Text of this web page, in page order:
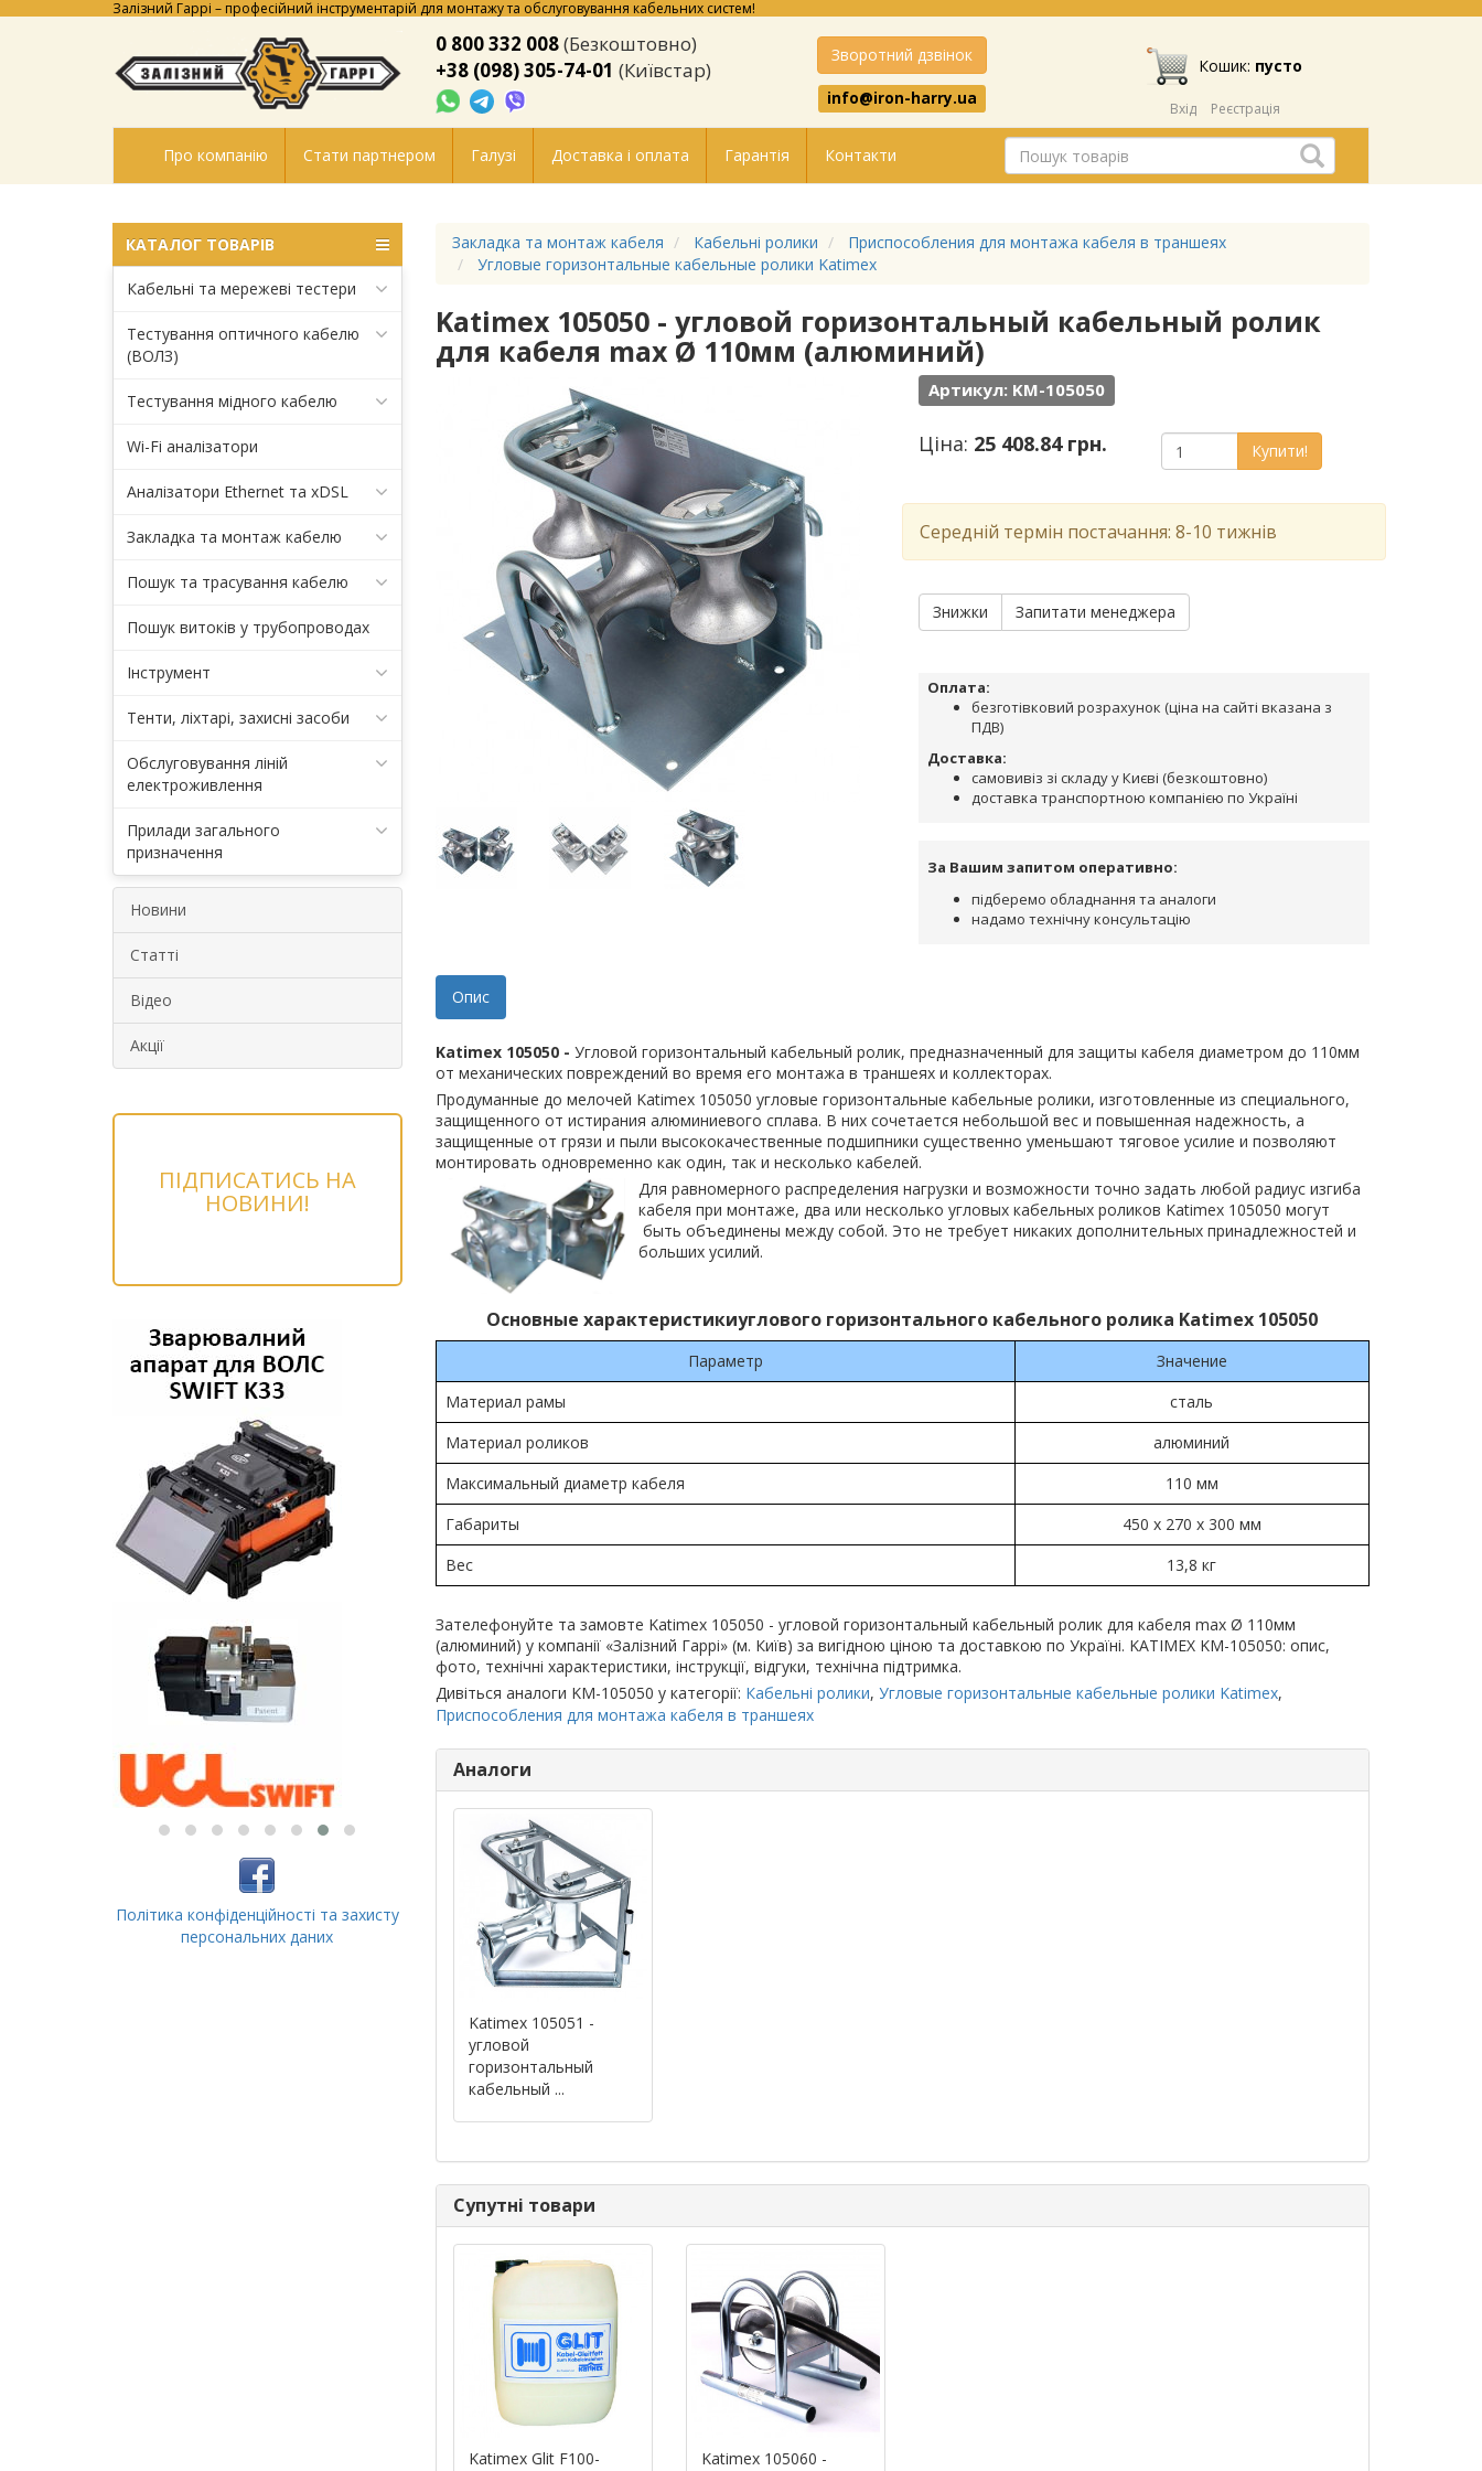
Залізний Гаррі – професійний інструментарій для монтажу та обслуговування кабельних систем!
0 800 332 008(Безкоштовно)
+38 (098) 305-74-01 (Київстар)
Зворотний дзвінок
info@iron-harry.ua
Кошик: пусто
Вхід Реєстрація
Про компанію Стати партнером Галузі Доставка і оплата Гарантія Контакти
КАТАЛОГ ТОВАРІВ
Кабельні та мережеві тестери
Тестування оптичного кабелю
(ВОЛЗ)
Тестування мідного кабелю
Wi-Fi аналізатори
Аналізатори Ethernet та xDSL
Закладка та монтаж кабелю
Пошук та трасування кабелю
Пошук витоків у трубопроводах
Інструмент
Тенти, ліхтарі, захисні засоби
Обслуговування ліній
електроживлення
Прилади загального
призначення
Новини
Статті
Відео
Акції
ПІДПИСАТИСЬ НА
НОВИНИ!
Політика конфіденційності та захисту
персональних даних
Закладка та монтаж кабеля Кабельні ролики
Приспособления для монтажа кабеля в траншеях
Угловые горизонтальные кабельные ролики Katimex
Katimex 105050 - угловой горизонтальный кабельный ролик
для кабеля max Ø 110мм (алюминий)
Артикул: KM-105050
Ціна: 25 408.84 грн. Купити!
Середній термін постачання: 8-10 тижнів
Знижки Запитати менеджера
Оплата:
безготівковий розрахунок (ціна на сайті вказана з
ПДВ)
Доставка:
самовивіз зі складу у Києві (безкоштовно)
доставка транспортною компанією по Україні
За Вашим запитом оперативно:
підберемо обладнання та аналоги
надамо технічну консультацію
Опис
Katimex 105050 - Угловой горизонтальный кабельный ролик, предназначенный для защиты кабеля диаметром до 110мм
от механических повреждений во время его монтажа в траншеях и коллекторах.
Продуманные до мелочей Katimex 105050 угловые горизонтальные кабельные ролики, изготовленные из специального,
защищенного от истирания алюминиевого сплава. В них сочетается небольшой вес и повышенная надежность, а
защищенные от грязи и пыли высококачественные подшипники существенно уменьшают тяговое усилие и позволяют
монтировать одновременно как один, так и несколько кабелей.
Для равномерного распределения нагрузки и возможности точно задать любой радиус изгиба
кабеля при монтаже, два или несколько угловых кабельных роликов Katimex 105050 могут
быть объединены между собой. Это не требует никаких дополнительных принадлежностей и
больших усилий.
Основные характеристикиуглового горизонтального кабельного ролика Katimex 105050
Параметр
Значение
Материал рамы
сталь
Материал роликов
алюминий
Максимальный диаметр кабеля
110 мм
Габариты
450 x 270 x 300 мм
Вес
13,8 кг
Зателефонуйте та замовте Katimex 105050 - угловой горизонтальный кабельный ролик для кабеля max Ø 110мм
(алюминий) у компанії «Залізний Гаррі» (м. Київ) за вигідною ціною та доставкою по Україні. KATIMEX KM-105050: опис,
фото, технічні характеристики, інструкції, відгуки, технічна підтримка.
Дивіться аналоги KM-105050 у категорії: Кабельні ролики, Угловые горизонтальные кабельные ролики Katimex,
Приспособления для монтажа кабеля в траншеях
Аналоги
Katimex 105051 -
угловой
горизонтальный
кабельный ...
Супутні товари
Katimex Glit F100-
Katimex 105060 -